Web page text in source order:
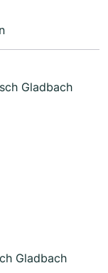
Gladbach
Gladbach